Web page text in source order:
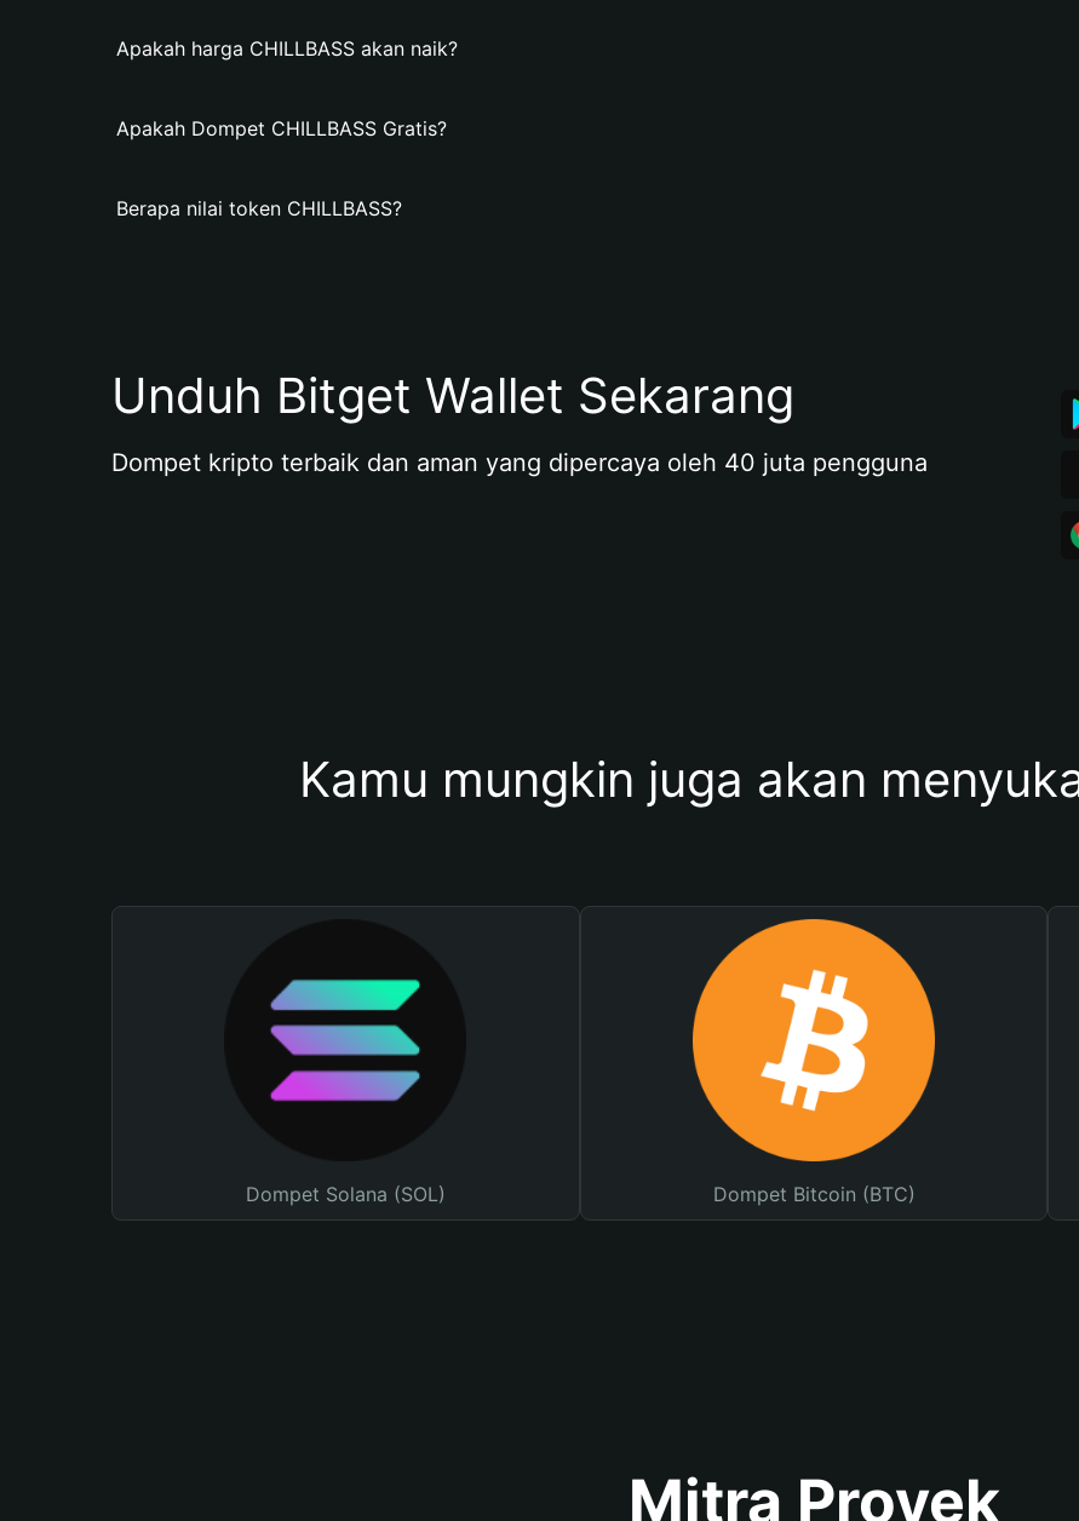
Apakah harga CHILLBASS akan naik?
Apakah Dompet CHILLBASS Gratis?
Berapa nilai token CHILLBASS?
Unduh Bitget Wallet Sekarang
Dompet kripto terbaik dan aman yang dipercaya oleh 40 juta pengguna
Kamu mungkin juga akan
Dompet Solana (SOL) Dompet Bitcoin (BTC)
Mitra Proyek